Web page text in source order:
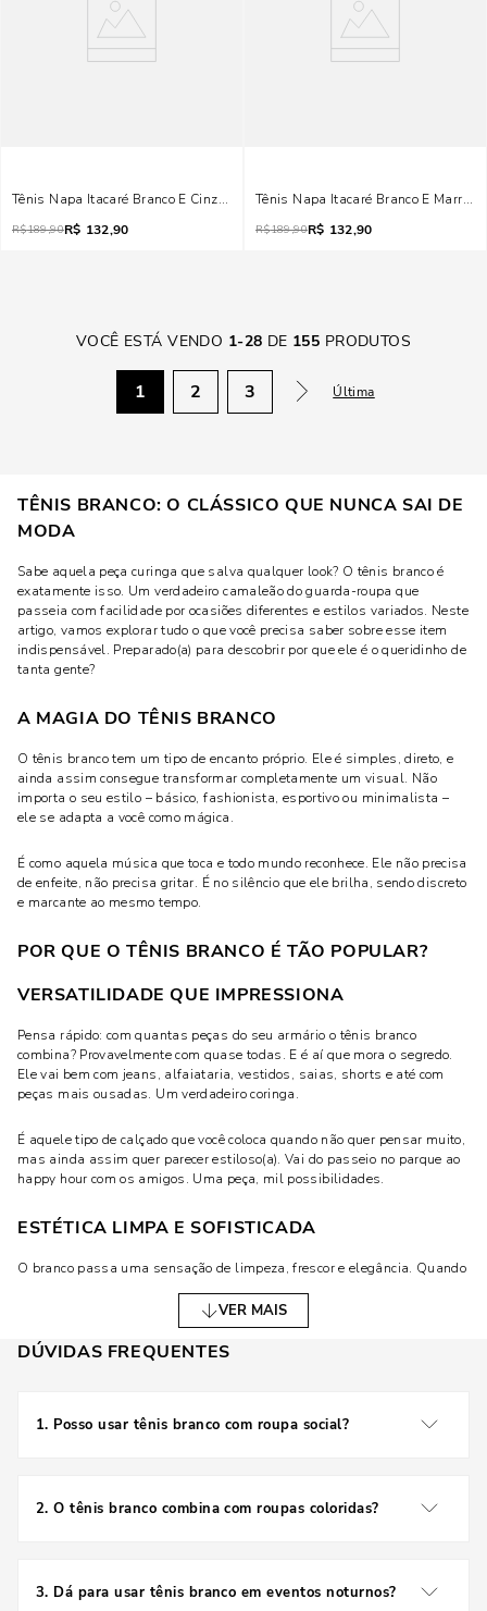
Tênis Napa Itacaré Branco E Cinza Recortes
R$189,90R$ 132,90
Tênis Napa Itacaré Branco E Marrom
R$189,90R$ 132,90
VOCÊ ESTÁ VENDO 1-28 DE 155 PRODUTOS
1 2 3 Última
TÊNIS BRANCO: O CLÁSSICO QUE NUNCA SAI DE
MODA
Sabe aquela peça curinga que salva qualquer look? O tênis branco é
exatamente isso. Um verdadeiro camaleão do guarda-roupa que
passeia com facilidade por ocasiões diferentes e estilos variados. Neste
artigo, vamos explorar tudo o que você precisa saber sobre esse item
indispensável. Preparado(a) para descobrir por que ele é o queridinho de
tanta gente?
A MAGIA DO TÊNIS BRANCO
O tênis branco tem um tipo de encanto próprio. Ele é simples, direto, e
ainda assim consegue transformar completamente um visual. Não
importa o seu estilo – básico, fashionista, esportivo ou minimalista –
ele se adapta a você como mágica.
É como aquela música que toca e todo mundo reconhece. Ele não precisa
de enfeite, não precisa gritar. É no silêncio que ele brilha, sendo discreto
e marcante ao mesmo tempo.
POR QUE O TÊNIS BRANCO É TÃO POPULAR?
VERSATILIDADE QUE IMPRESSIONA
Pensa rápido: com quantas peças do seu armário o tênis branco
combina? Provavelmente com quase todas. E é aí que mora o segredo.
Ele vai bem com jeans, alfaiataria, vestidos, saias, shorts e até com
peças mais ousadas. Um verdadeiro coringa.
É aquele tipo de calçado que você coloca quando não quer pensar muito,
mas ainda assim quer parecer estiloso(a). Vai do passeio no parque ao
happy hour com os amigos. Uma peça, mil possibilidades.
ESTÉTICA LIMPA E SOFISTICADA
O branco passa uma sensação de limpeza, frescor e elegância. Quando
deixando tudo mais harmônico. Mesmo nos looks mais ousados, o tênis
LOOKS CASUAIS
Jogue uma jaqueta jeans ou um blazer oversized por cima.
VER MAIS
DÚVIDAS FREQUENTES
1. Posso usar tênis branco com roupa social?
2.O tênis branco combina com roupas coloridas?
3. Dá para usar tênis branco em eventos noturnos?